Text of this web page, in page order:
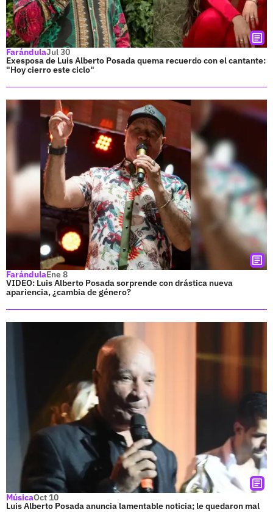
FarándulaJul 30
Exesposa de Luis Alberto Posada quema recuerdo con el cantante:
"Hoy cierro este ciclo"
FarándulaEne 8
VIDEO: Luis Alberto Posada sorprende con drástica nueva
apariencia, ¿cambia de género?
MúsicaOct 10
Luis Alberto Posada anuncia lamentable noticia; le quedaron mal